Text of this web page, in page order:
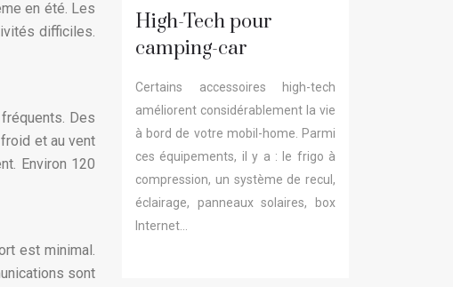
en été. Les
difficiles.
Des
et au vent
Environ 120
est minimal.
sont
High-Tech pour
camping-car
Certains accessoires high-tech
améliorent considérablement la vie
à bord de votre mobil-home. Parmi
ces équipements, il y a : le frigo à
compression, un système de recul,
éclairage, panneaux solaires, box
Internet…